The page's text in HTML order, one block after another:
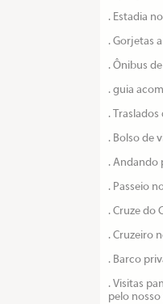
. Estadia
. Gorjetas
. Ônibus
. guia
.
. Bolso de
. Andando
. Passeio
. Cruze do
. Cruzeiro
. Barco
. Visitas
pelo